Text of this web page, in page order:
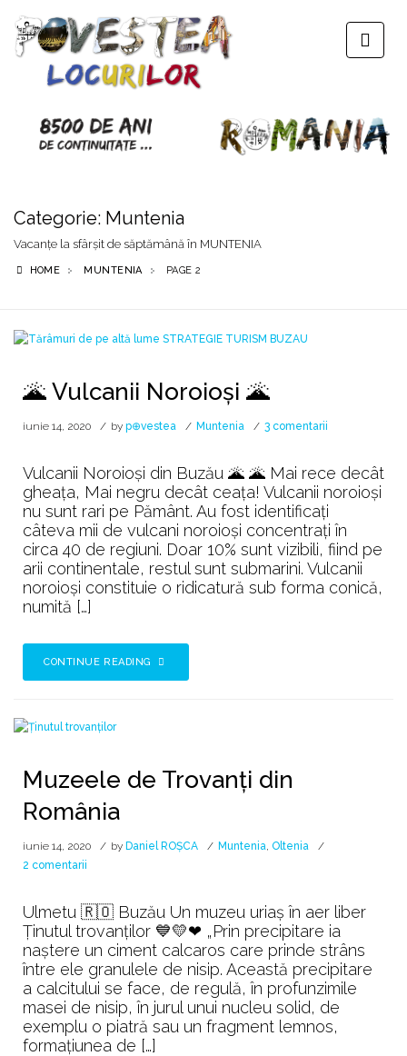
Categorie: Muntenia
Vacanțe la sfârșit de săptămână în MUNTENIA
HOME MUNTENIA PAGE 2
🌋 Vulcanii Noroioși 🌋
iunie 14, 2020 by p⊕vestea Muntenia 3 comentarii
Noroioși
🌋
Vulcanii Noroioși din Buzău 🌋 🌋 Mai rece decât
gheața, Mai negru decât ceața! Vulcanii noroioşi
nu sunt rari pe Pământ. Au fost identificaţi
câteva mii de vulcani noroioşi concentraţi în
circa 40 de regiuni. Doar 10% sunt vizibili, fiind pe
arii continentale, restul sunt submarini. Vulcanii
noroioși constituie o ridicatură sub forma conică,
numită […]
CONTINUE READING
Muzeele de Trovanți din
România
iunie 14, 2020 by Daniel ROȘCA Muntenia, Oltenia
2 comentarii
de
Trovanți
din
România
Ulmetu 🇷🇴 Buzău Un muzeu uriaş în aer liber
Ținutul trovanţilor 💙💛❤ „Prin precipitare ia
naştere un ciment calcaros care prinde strâns
între ele granulele de nisip. Această precipitare
a calcitului se face, de regulă, în profunzimile
masei de nisip, în jurul unui nucleu solid, de
exemplu o piatră sau un fragment lemnos,
formaţiunea de […]